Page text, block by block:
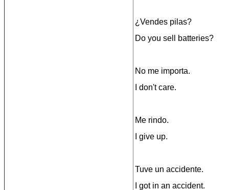
¿Vendes pilas?
Do you sell batteries?
No me importa.
I don't care.
Me rindo.
I give up.
Tuve un accidente.
I got in an accident.